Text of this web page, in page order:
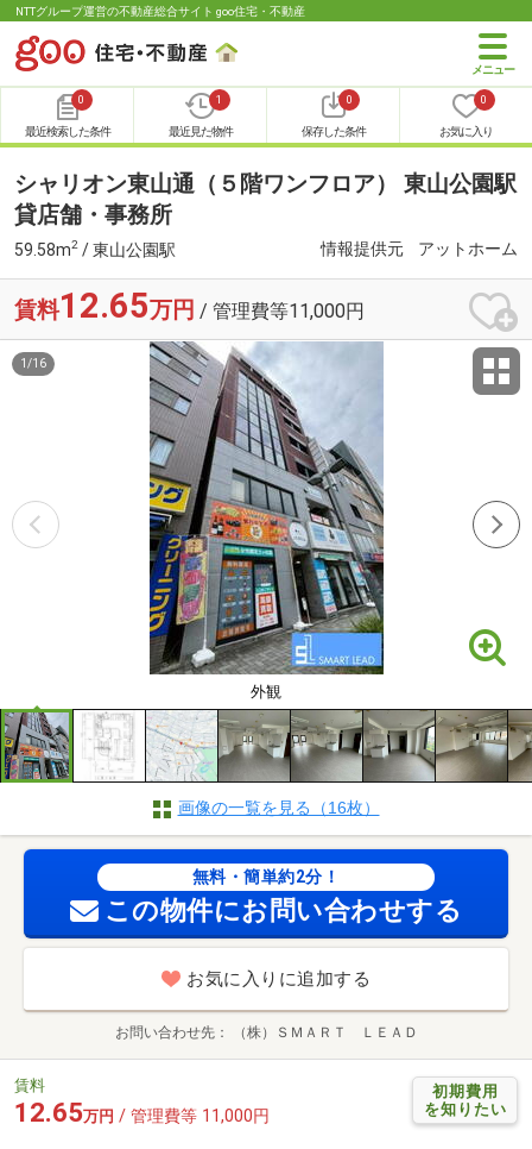
NTTグループ運営の不動産総合サイト goo住宅・不動産
0
最近検索した条件
1
最近見た物件
0
保存した条件
0
お気に入り
シャリオン東山通（５階ワンフロア） 東山公園駅
貸店舗・事務所
59.58m2 / 東山公園駅 情報提供元 アットホーム
賃料12.65万円 / 管理費等11,000円
外観
1 /16
画像の一覧を見る（16枚）
無料・簡単約2分！
この物件にお問い合わせする
お気に入りに追加する
お問い合わせ先 （株）ＳＭＡＲＴ ＬＥＡＤ
初期費用
を知りたい
賃料
12.65万円 / 管理費等 11,000円